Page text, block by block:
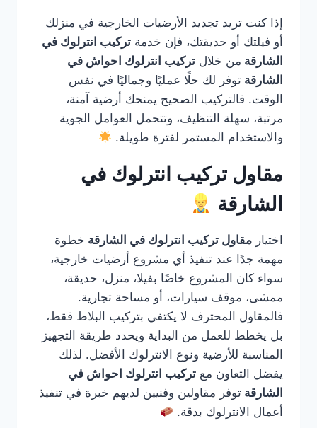
إذا كنت تريد تجديد الأرضيات الخارجية في منزلك
أو فيلتك أو حديقتك، فإن خدمة تركيب انترلوك في
الشارقة من خلال تركيب انترلوك احواش في
الشارقة توفر لك حلًا عمليًا وجماليًا في نفس
الوقت. فالتركيب الصحيح يمنحك أرضية آمنة،
مرتبة، سهلة التنظيف، وتتحمل العوامل الجوية
والاستخدام المستمر لفترة طويلة.
مقاول تركيب انترلوك في
الشارقة
اختيار مقاول تركيب انترلوك في الشارقة خطوة
مهمة جدًا عند تنفيذ أي مشروع أرضيات خارجية،
سواء كان المشروع خاصًا بفيلا، منزل، حديقة،
ممشى، موقف سيارات، أو مساحة تجارية.
فالمقاول المحترف لا يكتفي بتركيب البلاط فقط،
بل يخطط للعمل من البداية ويحدد طريقة التجهيز
المناسبة للأرضية ونوع الانترلوك الأفضل. لذلك
يفضل التعاون مع تركيب انترلوك احواش في
الشارقة توفر مقاولين وفنيين لديهم خبرة في تنفيذ
أعمال الانترلوك بدقة.